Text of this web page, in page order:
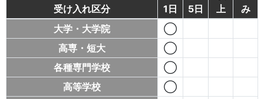
受け入れ区分 1日
5日
上
み
大学・大学院
◯
高専・短大
◯
各種専門学校
◯
高等学校
◯